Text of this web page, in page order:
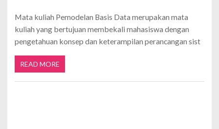
Mata kuliah Pemodelan Basis Data merupakan mata
kuliah yang bertujuan membekali mahasiswa dengan
pengetahuan konsep dan keterampilan perancangan sist
READ MORE